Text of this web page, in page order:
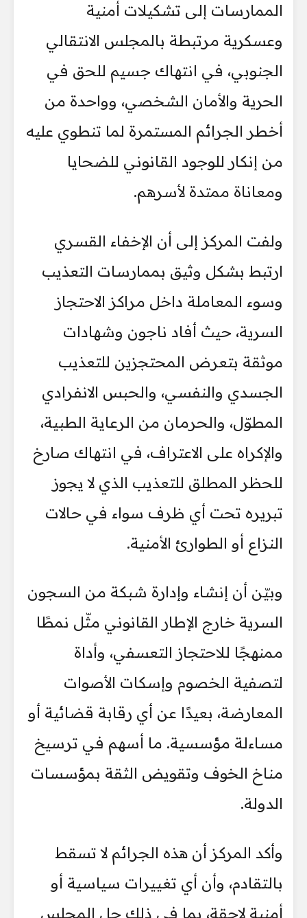
الممارسات إلى تشكيلات أمنية
وعسكرية مرتبطة بالمجلس الانتقالي
الجنوبي، في انتهاك جسيم للحق في
الحرية والأمان الشخصي، وواحدة من
أخطر الجرائم المستمرة لما تنطوي عليه
من إنكار للوجود القانوني للضحايا
ومعاناة ممتدة لأسرهم.
ولفت المركز إلى أن الإخفاء القسري
ارتبط بشكل وثيق بممارسات التعذيب
وسوء المعاملة داخل مراكز الاحتجاز
السرية، حيث أفاد ناجون وشهادات
موثقة بتعرض المحتجزين للتعذيب
الجسدي والنفسي، والحبس الانفرادي
المطوّل، والحرمان من الرعاية الطبية،
والإكراه على الاعتراف، في انتهاك صارخ
للحظر المطلق للتعذيب الذي لا يجوز
تبريره تحت أي ظرف سواء في حالات
النزاع أو الطوارئ الأمنية.
‏وبيّن أن إنشاء وإدارة شبكة من السجون
السرية خارج الإطار القانوني مثّل نمطًا
ممنهجًا للاحتجاز التعسفي، وأداة
لتصفية الخصوم وإسكات الأصوات
المعارضة، بعيدًا عن أي رقابة قضائية أو
مساءلة مؤسسية. ما أسهم في ترسيخ
مناخ الخوف وتقويض الثقة بمؤسسات
الدولة.
وأكد المركز أن هذه الجرائم لا تسقط
بالتقادم، وأن أي تغييرات سياسية أو
أمنية لاحقة، بما في ذلك حل المجلس